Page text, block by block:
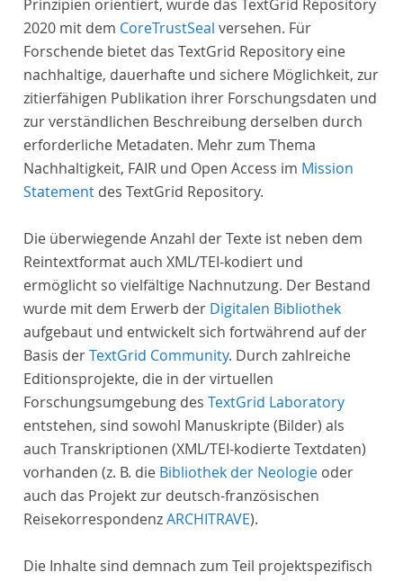
Prinzipien orientiert, wurde das TextGrid Repository
2020 mit dem CoreTrustSeal versehen. Für
Forschende bietet das TextGrid Repository eine
nachhaltige, dauerhafte und sichere Möglichkeit, zur
zitierfähigen Publikation ihrer Forschungsdaten und
zur verständlichen Beschreibung derselben durch
erforderliche Metadaten. Mehr zum Thema
Nachhaltigkeit, FAIR und Open Access im Mission
Statement des TextGrid Repository.
Die überwiegende Anzahl der Texte ist neben dem
Reintextformat auch XML/TEI-kodiert und
ermöglicht so vielfältige Nachnutzung. Der Bestand
wurde mit dem Erwerb der Digitalen Bibliothek
aufgebaut und entwickelt sich fortwährend auf der
Basis derTextGrid Community. Durch zahlreiche
Editionsprojekte, die in der virtuellen
Forschungsumgebung des TextGrid Laboratory
entstehen, sind sowohl Manuskripte (Bilder) als
auch Transkriptionen (XML/TEI-kodierte Textdaten)
vorhanden (z. B. die Bibliothek der Neologie oder
auch das Projekt zur deutsch-französischen
ReisekorrespondenzARCHITRAVE).
Die Inhalte sind demnach zum Teil projektspezifisch